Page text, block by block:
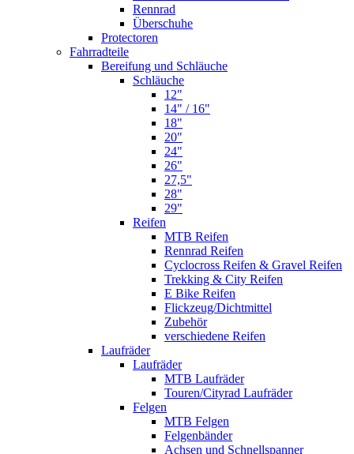
Rennrad
Überschuhe
Protectoren
Fahrradteile
Bereifung und Schläuche
Schläuche
12"
14" / 16"
18"
20"
24"
26"
27,5"
28"
29"
Reifen
MTB Reifen
Rennrad Reifen
Cyclocross Reifen & Gravel Reifen
Trekking & City Reifen
E Bike Reifen
Flickzeug/Dichtmittel
Zubehör
verschiedene Reifen
Laufräder
Laufräder
MTB Laufräder
Touren/Cityrad Laufräder
Felgen
MTB Felgen
Felgenbänder
Achsen und Schnellspanner